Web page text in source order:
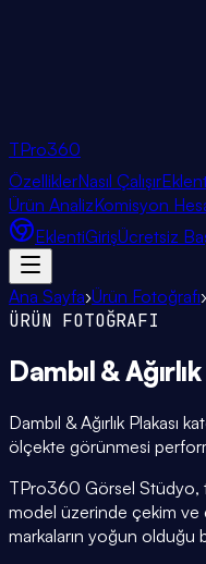
TPro360
ÖzelliklerNasıl Çalışır
Ürün AnalizKomisyon
EklentiGirişÜcretsiz
Ana Sayfa›Ürün Fotoğrafı›
ÜRÜN FOTOĞRAFI
Dambıl &
Dambıl & Ağırlık
ölçekte görünmesi
TPro360 Görsel Stüdyo,
model üzerinde çekim ve
markaların yoğun olduğu